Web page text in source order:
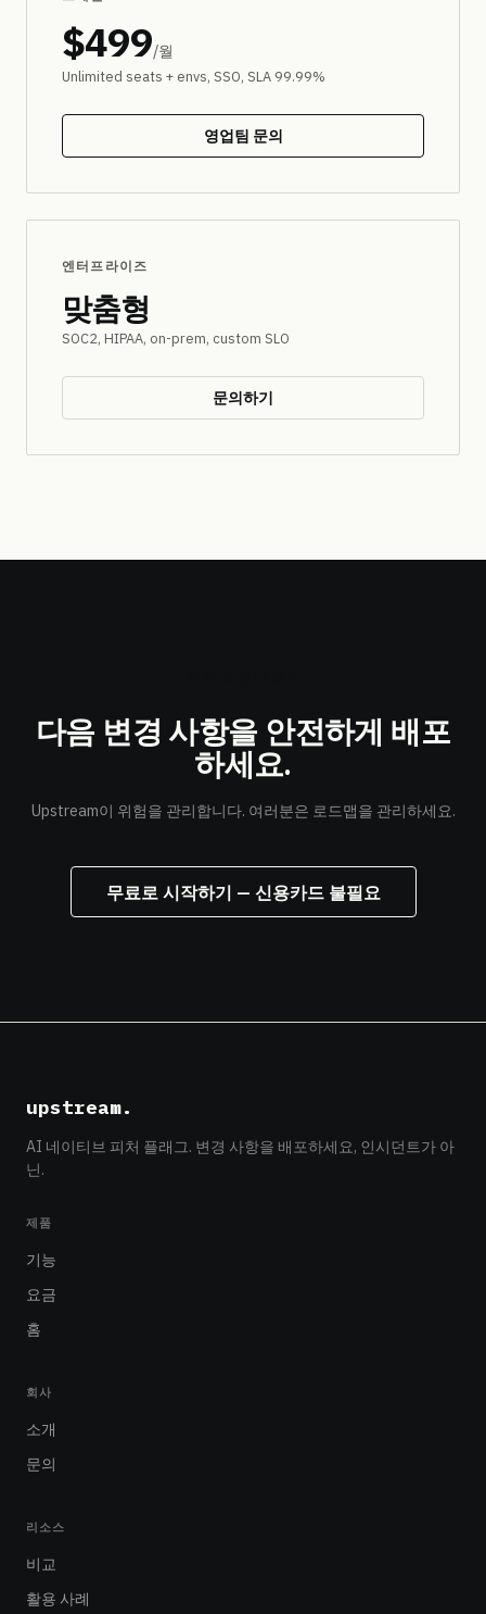
$499/월
Unlimited seats + envs, SSO, SLA 99.99%
영업팀 문의
엔터프라이즈
맞춤형
SOC2, HIPAA, on-prem, custom SLO
문의하기
다음 변경 사항을 안전하게 배포
하세요.
Upstream이 위험을 관리합니다. 여러분은 로드맵을 관리하세요.
무료로 시작하기 — 신용카드 불필요
upstream.
AI 네이티브 피처 플래그. 변경 사항을 배포하세요, 인시던트가 아
닌.
제품
기능
요금
홈
회사
소개
문의
리소스
비교
활용 사례